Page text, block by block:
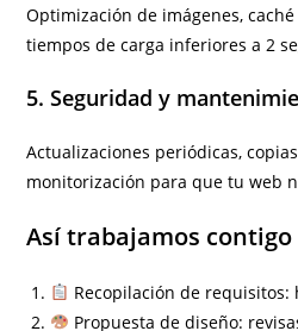
Optimización de imágenes,
tiempos de carga inferiores a 2
5. Seguridad y
Actualizaciones periódicas,
monitorización para que tu web
Así trabajamos contigo
Recopilación de requisitos:
Propuesta de diseño: